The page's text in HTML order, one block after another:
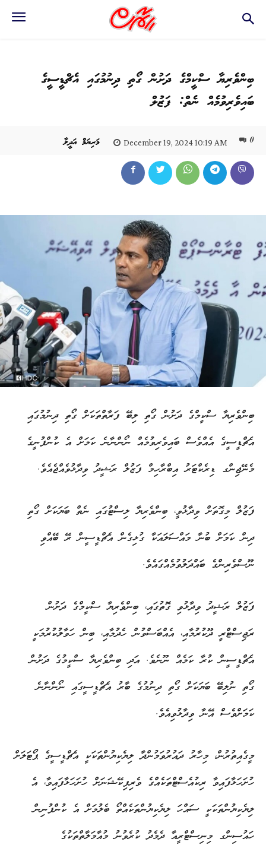
ބިންވެރިޔާ ސްކީމްގެ ދަށުން ގޯތި ދިނުމުގައި އެޗްޑީސީގެ
ބައިވެރިވުމެއް ނެތް: ފަޒުލް
މަރިޔަމް އަދީލާ December 19, 2024 10:19 AM 0
ބިންވެރިޔާ ސްކީމްގެ ދަށުން ގޯތި ލިބޭ ފަރާތްތަކަށް ގޯތި ދިނުމުގައި
އެޗްޑީސީގެ އެއްވެސް ބައިވެރިވުމެއް ނޯންނާނެ ކަމަށް އެ ކުންފުނީގެ
މެނޭޖިންގ ޑިރެކްޓަރު އިބްރާހިމް ފަޒުލް ރަޝީދު ވިދާޅުވެއްޖެއެވެ.
ފަޒުލް މިގޮތަށް ވިދާޅުވީ، ބިންވެރިޔާ ލިސްޓުގައި ނެތް ބަޔަކަށް ގޯތި
ދިން ކަމަށް ބުނާ މައްސަލައަކާ ގުޅިގެން އެޗްޑީސީން ރޭ ބޭއްވި
ނޫސްވެރިންގެ ބައްދަލުވުމެއްގައެވެ.
ފަޒުލް ރަޝީދު ވިދާޅުވި ގޮތުގައި، ބިންވެރިޔާ ސްކީމްގެ ދަށުން
ރަޖިސްޓްރީ ދޫކުރުމާއި، އެއްބަސްވުން ހެދުމާއި، ބިން ހަވާލުކުރުމަކީ
އެޗްޑީސީން ކުރާ ކަމެއް ނޫނެވެ. އަދި ބިންވެރިޔާ ސްކީމުގެ ދަށުން
ގޯތި ނުލިބޭ ބަޔަކަށް ގޯތި ދިނުމުގެ ބާރު އެޗްޑީސީގައި ނޯންނާނެ
ކަމަށްވެސް އޭނާ ވިދާޅުވިއެވެ.
މީގެއިތުރުން، މިހާރު ދައުރުވަމުންދާ ލިޔެކިޔުންތަކަކީ އެޗްޑީސީގެ ޕޯޓަލަށް
ހުށަހަޅާފައިވާ ރިކުއެސްޓްތަކެއްގެ ވެރިފިކޭޝަނަށް ހުށަހަޅާފައިވާ، އެ
ލިޔެކިޔުންތަކަކީ ސައްހަ ލިޔެކިޔުންތަކެއްތޯ ބެލުމަށް އެ ކުންފުނިން
ހައުސިންގ މިނިސްޓްރީއާ ދެމެދު ކުރެވުނު މުއާމަލާތްތަކުގެ